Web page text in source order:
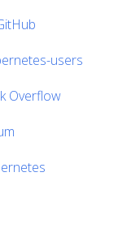
users
Overflow